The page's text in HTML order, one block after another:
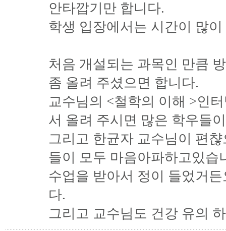
안타깝기만 합니다.
학생 입장에서는 시간이 많
처음 개설되는 과목인 만큼
좀 올려 주셨으면 합니다.
교수님의 <철학의 이해 >인
서 올려 주시면 많은 학우들
그리고 한균자 교수님이 편
들이 모두 마음아파하고있습
수업을 받아서 정이 들었거
다.
그리고 교수님도 건강 유의